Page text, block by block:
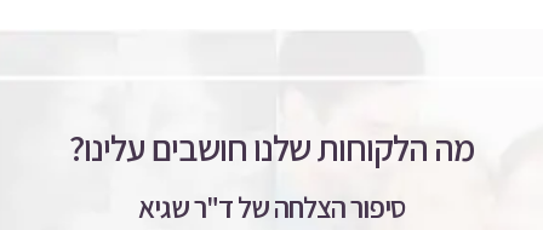
מה הלקוחות שלנו חושבים עלינו?
סיפור הצלחה של ד"ר שגיא